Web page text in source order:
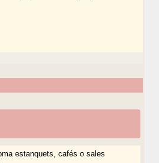
estanquets, cafés o sales